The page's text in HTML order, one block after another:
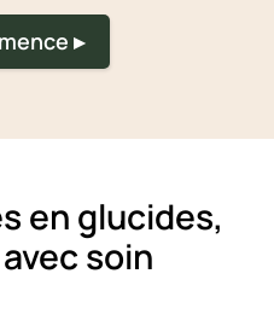
▸
en glucides,
soin